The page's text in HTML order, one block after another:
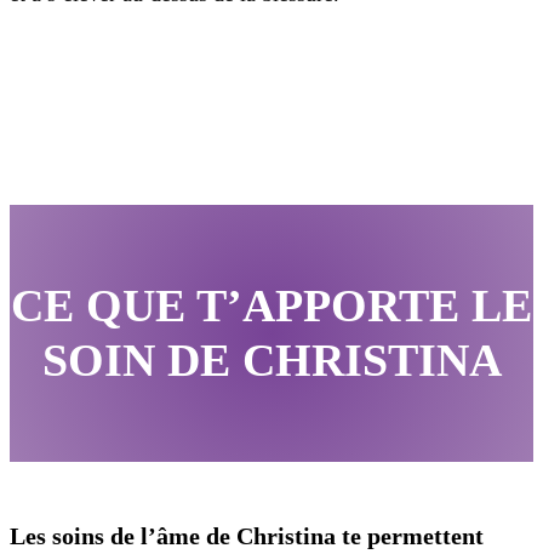
CE QUE T’APPORTE LE
SOIN DE CHRISTINA
Les soins de l’âme de Christina te permettent